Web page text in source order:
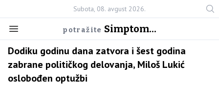
Subota, 08. avgust 2026.
potražite Simptom...
Dodiku godinu dana zatvora i šest godina
zabrane političkog delovanja, Miloš Lukić
oslobođen optužbi